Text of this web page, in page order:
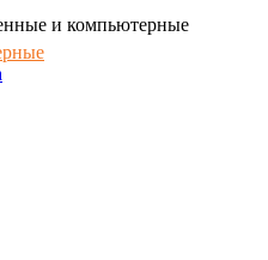
и компьютерные